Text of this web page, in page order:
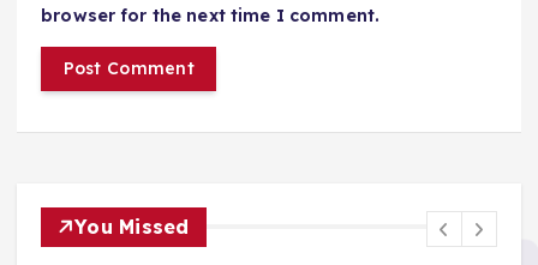
browser for the next time I comment.
You Missed